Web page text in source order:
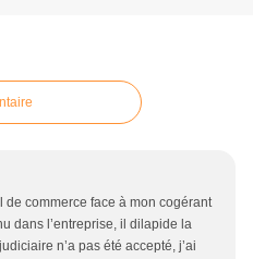
de commerce face à mon cogérant
dans l’entreprise, il dilapide la
n’a pas été accepté, j’ai